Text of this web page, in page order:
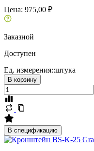
Цена: 975,00 ₽
Заказной
Доступен
Ед. измерения::штука
В корзину
В спецификацию